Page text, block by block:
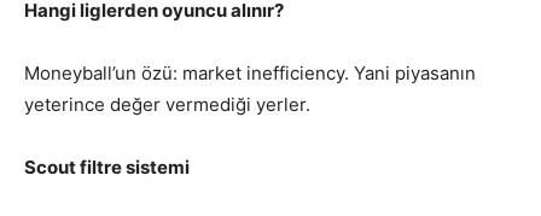
Hangi liglerden oyuncu alınır?
Moneyball’un özü: market inefficiency. Yani piyasanın
yeterince değer vermediği yerler.
Scout filtre sistemi